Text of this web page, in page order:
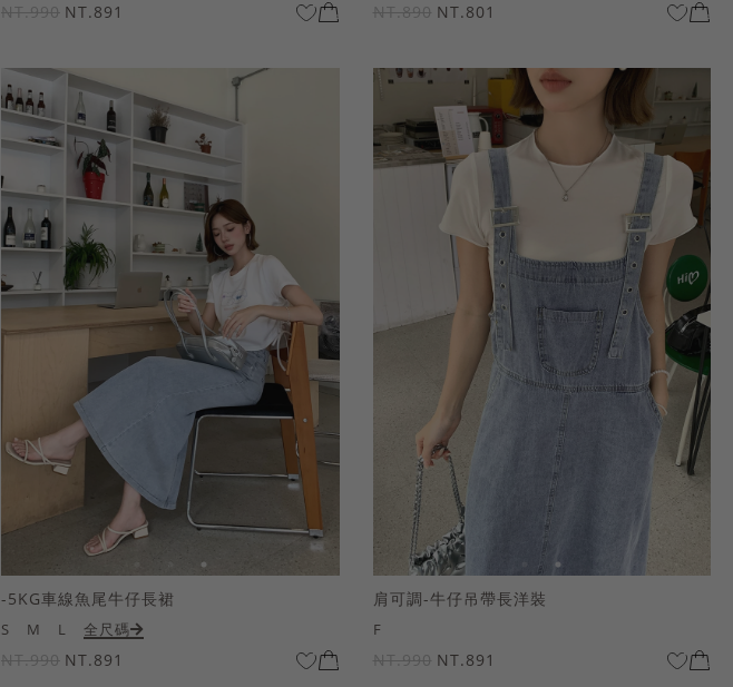
NT.990 NT.891 NT.890 NT.801
-5KG車線魚尾牛仔長裙
S M L 全尺碼
NT.990 NT.891
肩可調-牛仔吊帶長洋裝
F
NT.990 NT.891